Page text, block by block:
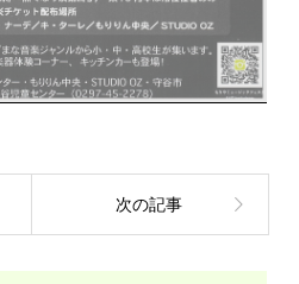
次の記事